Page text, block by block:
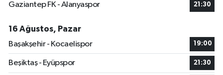
Gaziantep FK - Alanyaspor 21:30
16 Ağustos, Pazar
Başakşehir - Kocaelispor
19:00
Beşiktaş - Eyüpspor 21:30